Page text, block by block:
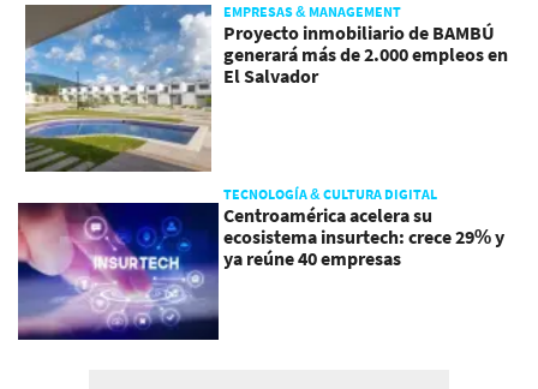
EMPRESAS & MANAGEMENT
Proyecto inmobiliario de BAMBÚ
generará más de 2.000 empleos en
El Salvador
TECNOLOGÍA & CULTURA DIGITAL
Centroamérica acelera su
ecosistema insurtech: crece 29% y
ya reúne 40 empresas